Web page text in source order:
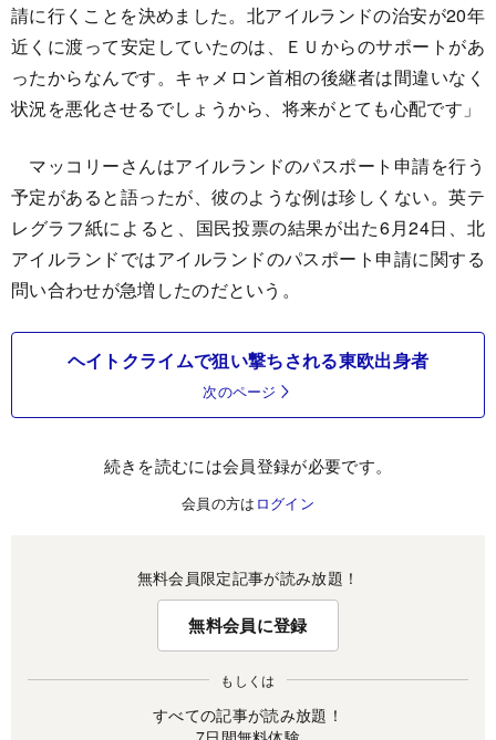
請に行くことを決めました。北アイルランドの治安が20年
近くに渡って安定していたのは、ＥＵからのサポートがあ
ったからなんです。キャメロン首相の後継者は間違いなく
状況を悪化させるでしょうから、将来がとても心配です」
マッコリーさんはアイルランドのパスポート申請を行う
予定があると語ったが、彼のような例は珍しくない。英テ
レグラフ紙によると、国民投票の結果が出た6月24日、北
アイルランドではアイルランドのパスポート申請に関する
問い合わせが急増したのだという。
ヘイトクライムで狙い撃ちされる東欧出身者
次のページ
続きを読むには会員登録が必要です。
会員の方は ログイン
無料会員限定記事が読み放題！
無料会員に登録
もしくは
すべての記事が読み放題！